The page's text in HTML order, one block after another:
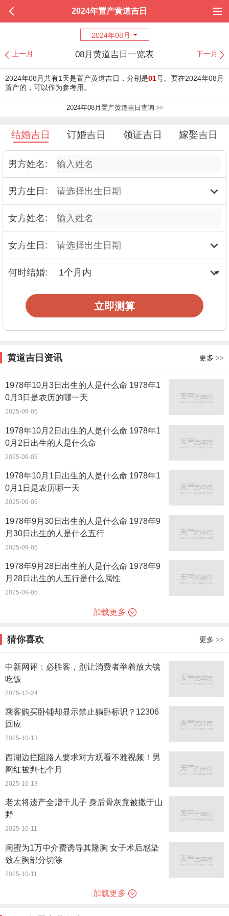
2024年置产黄道吉日
2024年08月
上一月 08月黄道吉日一览表 下一月
2024年08月共有1天是置产黄道吉日，分别是01号。要在2024年08月
置产的，可以作为参考用。
2024年08月置产黄道吉日查询 >>
结婚吉日 订婚吉日 领证吉日 嫁娶吉日
男方姓名:
男方生日:
女方姓名:
女方生日:
何时结婚:
立即测算
黄道吉日资讯 更多 >>
1978年10月3日出生的人是什么命 1978年1
0月3日是农历的哪一天
2025-09-05
1978年10月2日出生的人是什么命 1978年1
0月2日出生的人是什么命
2025-09-05
1978年10月1日出生的人是什么命 1978年1
0月1日是农历哪一天
2025-09-05
1978年9月30日出生的人是什么命 1978年9
月30日出生的人是什么五行
2025-09-05
1978年9月28日出生的人是什么命 1978年9
月28日出生的人五行是什么属性
2025-09-05
加载更多
猜你喜欢 更多 >>
中新网评：必胜客，别让消费者举着放大镜
吃饭
2025-12-24
乘客购买卧铺却显示禁止躺卧标识？12306
回应
2025-10-13
西湖边拦阻路人要求对方观看不雅视频！男
网红被判七个月
2025-10-13
老太将遗产全赠干儿子 身后骨灰竟被撒于山
野
2025-10-11
闺蜜为1万中介费诱导其隆胸 女子术后感染
致左胸部分切除
2025-10-11
加载更多